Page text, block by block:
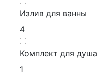
Излив для ванны
4
Комплект для душа
1